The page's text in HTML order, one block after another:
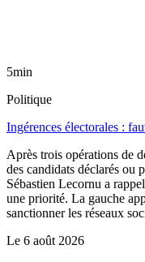
5min
Politique
Ingérences électorales :
Après trois opérations de
des candidats déclarés ou
Sébastien Lecornu a
une priorité. La gauche
sanctionner les réseaux
Le 6 août 2026